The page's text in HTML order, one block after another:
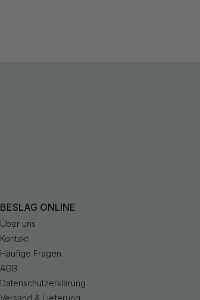
BESLAG ONLINE
Über uns
Kontakt
Häufige Fragen
AGB
Datenschutzerklärung
Versand & Lieferung